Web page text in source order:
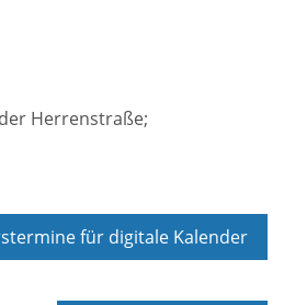
Herrenstraße;
für digitale Kalender